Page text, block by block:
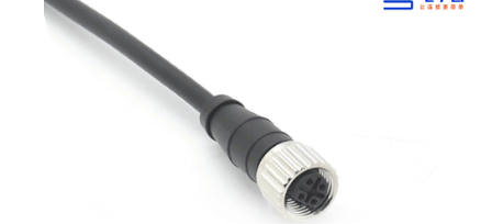
接器塑件质量与成型效率。